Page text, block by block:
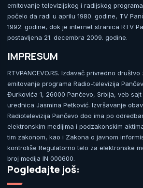
emitovanje televizijskog i radijskog
počelo da radi u aprilu 1980. godine, TV
1992. godine, dok je internet stranica RTV
postavljena 21. decembra 2009. godine.
IMPRESUM
RTVPANCEVO.RS. Izdavač privredno
emitovanje programa Radio-televizija
Đurkovića 1, 26000 Pančevo, Srbija, veb
urednica Jasmina Petković. Izvršavanje
Radiotelevizija Pančevo doo ima po
elektronskim medijima i podzakonskim
tim zakonom, kao i Zakona o javnom
kontroliše Regulatorno telo za elektronske
broj medija IN 000600.
Pogledajte još: